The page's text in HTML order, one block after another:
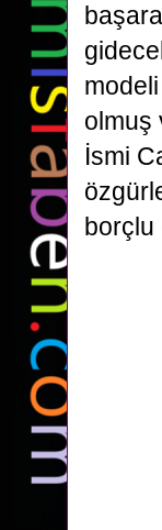
olmuş
İsmi
borçlu